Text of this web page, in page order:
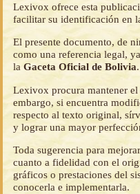
Lexivox ofrece esta
facilitar su identificación en
El presente documento, de
como una referencia legal,
laGaceta Oficial de Bolivia.
Lexivox procura mantener
embargo, si encuentra
respecto al texto original,
y lograr una mayor
Toda sugerencia para
cuanto a fidelidad con el
gráficos o prestaciones del
conocerla e implementarla.